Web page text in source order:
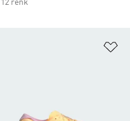
12 renk